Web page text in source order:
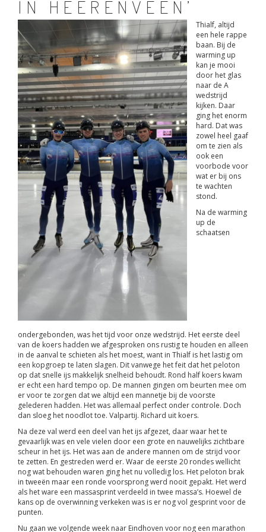
IN HEERENVEEN’
Thialf, altijd
een hele rappe
baan. Bij de
warming up
kan je mooi
door het glas
naar de A
wedstrijd
kijken. Daar
ging het enorm
hard. Dat was
zowel heel gaaf
om te zien als
ook een
voorbode voor
wat er bij ons
te wachten
stond.
Na de warming
up de
schaatsen
ondergebonden, was het tijd voor onze wedstrijd. Het eerste deel
van de koers hadden we afgesproken ons rustig te houden en alleen
in de aanval te schieten als het moest, want in Thialf is het lastig om
een kopgroep te laten slagen. Dit vanwege het feit dat het peloton
op dat snelle ijs makkelijk snelheid behoudt. Rond half koers kwam
er echt een hard tempo op. De mannen gingen om beurten mee om
er voor te zorgen dat we altijd een mannetje bij de voorste
gelederen hadden. Het was allemaal perfect onder controle. Doch
dan sloeg het noodlot toe. Valpartij. Richard uit koers.
Na deze val werd een deel van het ijs afgezet, daar waar het te
gevaarlijk was en vele vielen door een grote en nauwelijks zichtbare
scheur in het ijs. Het was aan de andere mannen om de strijd voor
te zetten. En gestreden werd er. Waar de eerste 20 rondes wellicht
nog wat behouden waren ging het nu volledig los. Het peloton brak
in tweeën maar een ronde voorsprong werd nooit gepakt. Het werd
als het ware een massasprint verdeeld in twee massa’s. Hoewel de
kans op de overwinning verkeken was is er nog vol gesprint voor de
punten.
Nu gaan we volgende week naar Eindhoven voor nog een marathon